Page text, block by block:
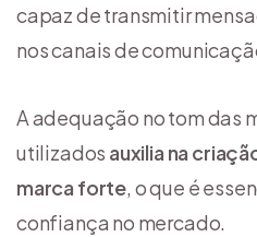
capaz de transmitir
nos canais de
A adequação no tom das
utilizados auxilia na
marca forte, o que é
confiança no mercado.